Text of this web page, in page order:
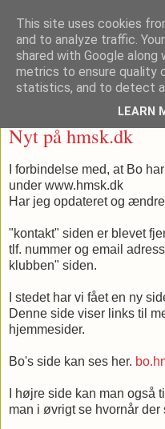
torsdag den 6. januar 2011
Nyt på hmsk.dk
I forbindelse med, at Bo
under www.hmsk.dk
Har jeg opdateret og
"kontakt" siden er blevet
tlf. nummer og email
klubben" siden.
I stedet har vi fået en ny
Denne side viser links til
hjemmesider.
Bo's side kan ses her.
I højre side kan man også
man i øvrigt se hvornår der
This site uses cookies
and to analyze traffic.
shared with Google
metrics to ensure quality
statistics, and to detect
LEARN